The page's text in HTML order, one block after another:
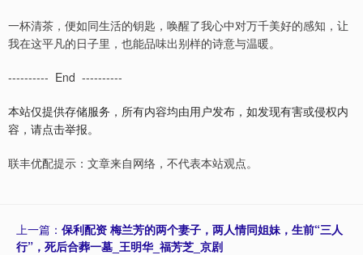
一杯清茶，便如同生活的钥匙，唤醒了我心中对万千美好的感知，让
我在这平凡的日子里，也能品味出别样的诗意与温暖。
---------- End ----------
本站仅提供存储服务，所有内容均由用户发布，如发现有害或侵权内
容，请点击举报。
联丰优配提示：文章来自网络，不代表本站观点。
上一篇： 保利配资 梅兰芳的两个妻子，两人情同姐妹，生前“三人
行”，死后合葬一墓_王明华_福芳芝_京剧